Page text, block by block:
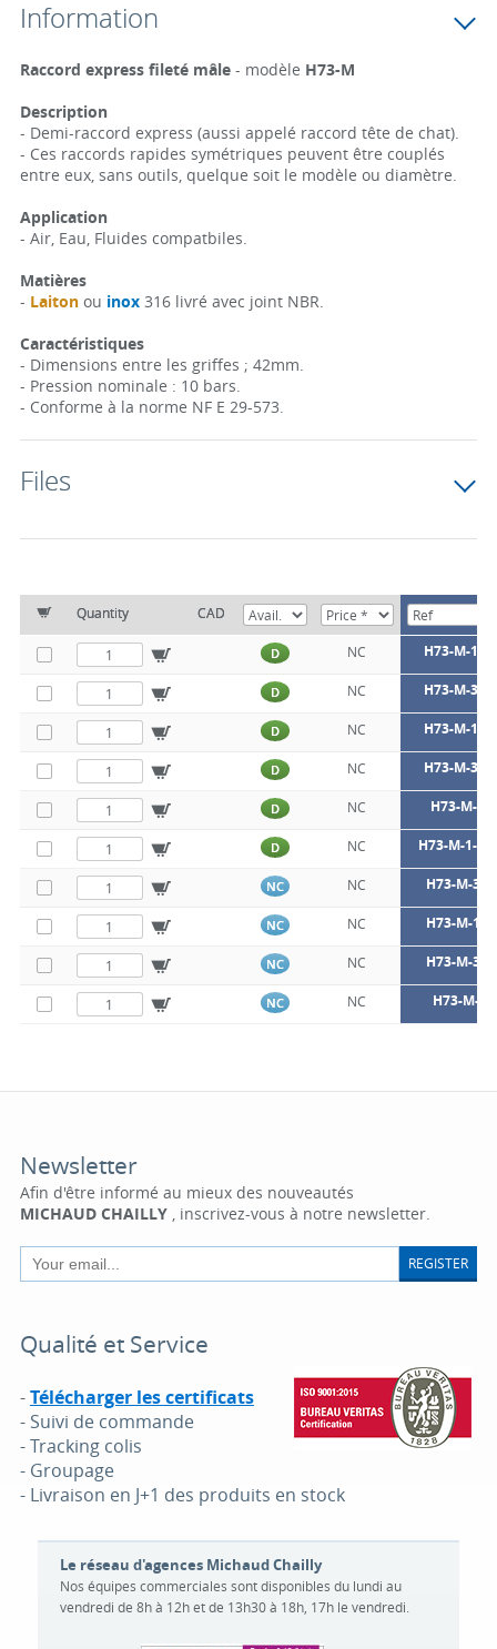
Information
Raccord express fileté mâle- modèle H73-M
Description
- Demi-raccord express (aussi appelé raccord tête de chat).
- Ces raccords rapides symétriques peuvent être couplés
entre eux, sans outils, quelque soit le modèle ou diamètre.
Application
- Air, Eau, Fluides compatbiles.
Matières
- Laitonou inox 316 livré avec joint NBR.
Caractéristiques
- Dimensions entre les griffes ; 42mm.
- Pression nominale : 10 bars.
- Conforme à la norme NF E 29-573.
Files
Quantity CAD
D NC H73-M-1/
D NC H73-M-3/
D NC H73-M-1/
D NC H73-M-3/
D NC H73-M-1-L
D NC H73-M-1-1/
NC NC H73-M-3/
NC NC H73-M-1/
NC NC H73-M-3/
NC NC H73-M-1-I
Newsletter
Afin d'être informé au mieux des nouveautés
MICHAUD CHAILLY, inscrivez-vous à notre newsletter.
REGISTER
Qualité et Service
-Télécharger les certificats
- Suivi de commande
- Tracking colis
- Groupage
- Livraison en J+1 des produits en stock
Le réseau d'agences Michaud Chailly
Nos équipes commerciales sont disponibles du lundi au
vendredi de 8h à 12h et de 13h30 à 18h, 17h le vendredi.